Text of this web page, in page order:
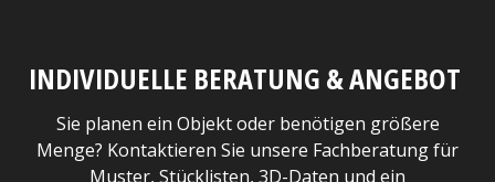
INDIVIDUELLE BERATUNG & ANGEBOT
Sie planen ein Objekt oder benötigen größere
Menge? Kontaktieren Sie unsere Fachberatung für
Muster, Stücklisten, 3D-Daten und ein